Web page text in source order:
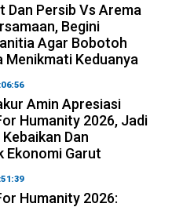
Dan Persib Vs Arema
Begini
Agar Bobotoh
Menikmati Keduanya
Amin Apresiasi
Humanity 2026, Jadi
Dan
Ekonomi Garut
Humanity 2026: